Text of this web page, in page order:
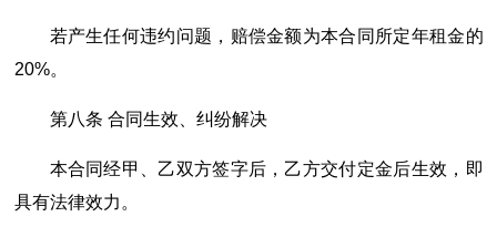
若产生任何违约问题，赔偿金额为本合同所定年租金的
20%。
第八条 合同生效、纠纷解决
本合同经甲、乙双方签字后，乙方交付定金后生效，即
具有法律效力。